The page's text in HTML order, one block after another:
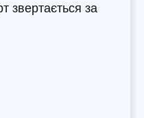
звертається за